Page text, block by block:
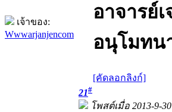
เจ้าของ:
Wwwarjanjencom
อาจารย์
อนุโมทน
[คัดลอกลิงก์]
21#
โพสต์เมื่อ 2013-9-